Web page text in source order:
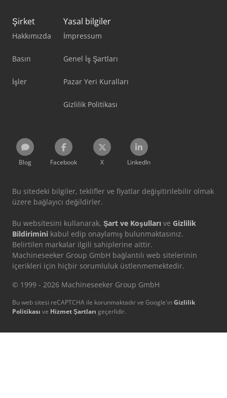
Şirket
Hakkımızda
Basın
İşler
Yasal bilgiler
İmpressum
Genel İş Şartları
Pazar Yeri Kuralları
Gizlilik Politikası
Blog Facebook X LinkedIn
Bu sitedeki bilgiler, teklifler ve fiyatlar değişitirilebilir olmak
üzere bağlayıcı değildirler.
Bu websitesini kullanarak, Şart ve Koşulları ve Gizlilik
Bildirimini kabul edip onaylamış bulunmaktasınız.
Belirtilen markalar ilgili sahiplerine aittir.
Machineseeker Group GmbH bağlantılı web sitelerinin
içerikleri için hiçbir sorumluluk üstlenmemektedir.
© 1999 - 2026 Machineseeker Group GmbH
Bu web sitesi reCAPTCHA ile korunmaktadır ve Google'ınGizlilik
Politikası ve Hizmet Şartları geçerlidir.